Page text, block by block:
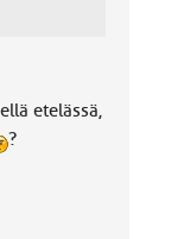
etelässä,
?